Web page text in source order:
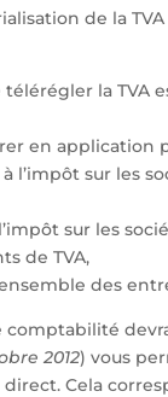
de la
la TVA
en application
l’impôt sur les
sur les
de TVA,
des
comptabilité
2012) vous
Cela